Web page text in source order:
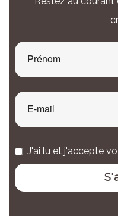
J'ai lu et j'accepte